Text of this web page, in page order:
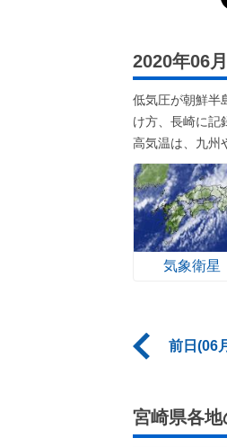
2020年06
低気圧が朝鮮半
け方、長崎に記
高気温は、九州
気象衛星
前日(06
宮崎県各